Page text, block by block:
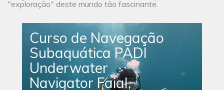
"exploração" deste mundo tão fascinante.
Curso de Navegação
Subaquática PADI
Underwater
Navigator Faial,